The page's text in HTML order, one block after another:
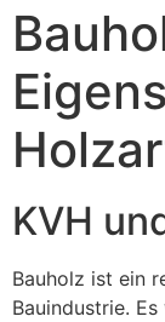
KVH
Bauholz ist ein
Bauindustrie.